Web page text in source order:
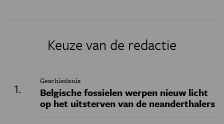
Keuze van de redactie
Geschiedenis
Belgische fossielen werpen nieuw licht
op het uitsterven van de neanderthalers